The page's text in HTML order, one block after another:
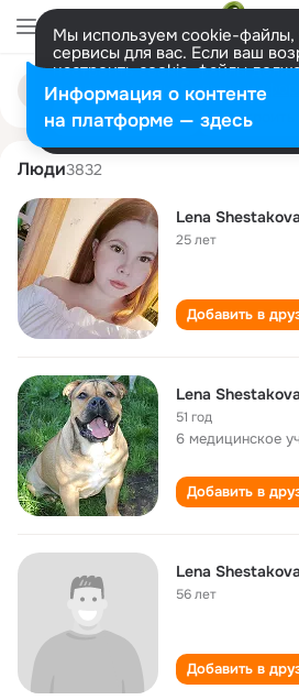
Мы используем cookie-файлы,
сервисы для вас. Если ваш
настроить cookie-файлы
представитель. Больше
Разрешить все Настроить
Поиск
людям
lena shestakova
Люди3832
Lena Shestakova
25 лет
Добавить в
Lena Shestakova
51 год
6 медицинское
Добавить в
Lena Shestakova
56 лет
Добавить в
Информация о контенте
на платформе — здесь